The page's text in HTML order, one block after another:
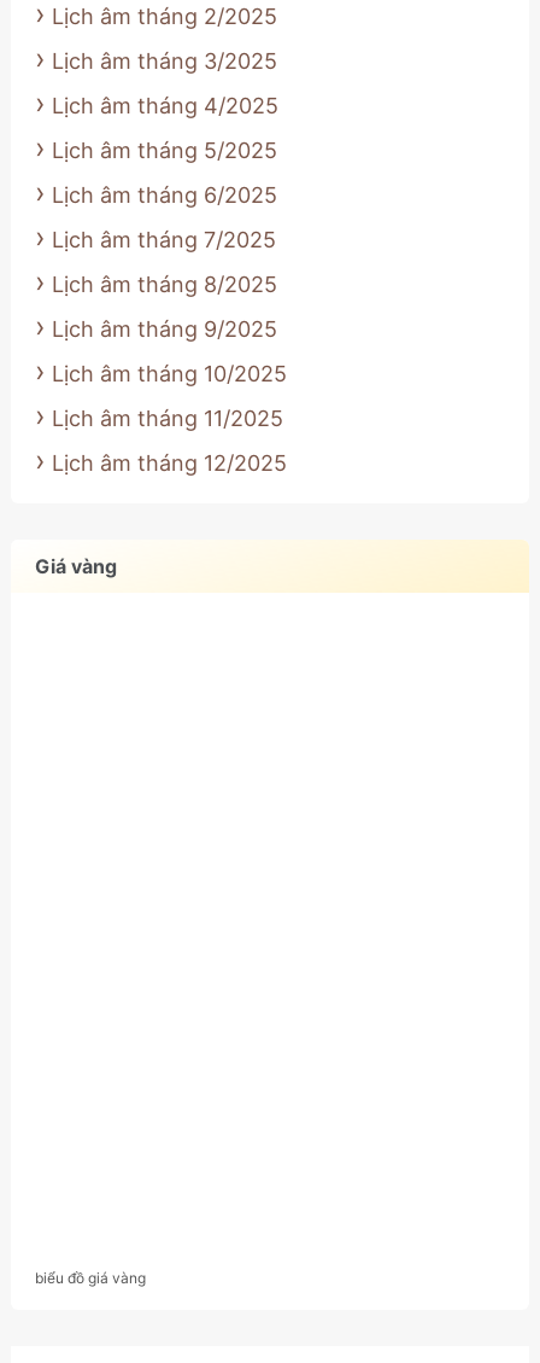
Lịch âm tháng 2/2025
Lịch âm tháng 3/2025
Lịch âm tháng 4/2025
Lịch âm tháng 5/2025
Lịch âm tháng 6/2025
Lịch âm tháng 7/2025
Lịch âm tháng 8/2025
Lịch âm tháng 9/2025
Lịch âm tháng 10/2025
Lịch âm tháng 11/2025
Lịch âm tháng 12/2025
Giá vàng
biểu đồ giá vàng